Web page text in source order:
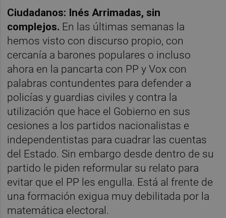
Ciudadanos: Inés Arrimadas, sin
complejos. En las últimas semanas la
hemos visto con discurso propio, con
cercanía a barones populares o incluso
ahora en la pancarta con PP y Vox con
palabras contundentes para defender a
policías y guardias civiles y contra la
utilización que hace el Gobierno en sus
cesiones a los partidos nacionalistas e
independentistas para cuadrar las cuentas
del Estado. Sin embargo desde dentro de su
partido le piden reformular su relato para
evitar que el PP les engulla. Está al frente de
una formación exigua muy debilitada por la
matemática electoral.